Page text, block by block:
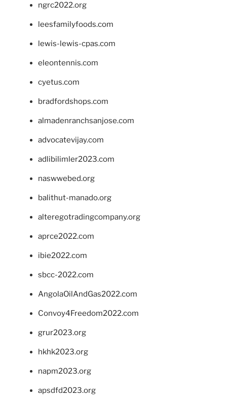
ngrc2022.org
leesfamilyfoods.com
lewis-lewis-cpas.com
eleontennis.com
cyetus.com
bradfordshops.com
almadenranchsanjose.com
advocatevijay.com
adlibilimler2023.com
naswwebed.org
balithut-manado.org
alteregotradingcompany.org
aprce2022.com
ibie2022.com
sbcc-2022.com
AngolaOilAndGas2022.com
Convoy4Freedom2022.com
grur2023.org
hkhk2023.org
napm2023.org
apsdfd2023.org